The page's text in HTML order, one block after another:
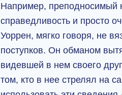
Например, преподносимый
справедливость и просто
Уоррен, мягко говоря, не
поступков. Он обманом
видевшей в нем своего
том, кто в нее стрелял на